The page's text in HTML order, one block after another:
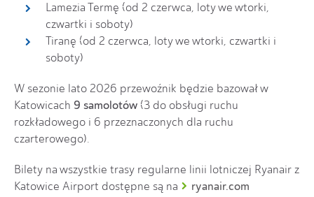
Lamezia Termę (od 2 czerwca, loty we wtorki,
czwartki i soboty)
Tiranę (od 2 czerwca, loty we wtorki, czwartki i
soboty)
W sezonie lato 2026 przewoźnik będzie bazował w
Katowicach 9 samolotów (3 do obsługi ruchu
rozkładowego i 6 przeznaczonych dla ruchu
czarterowego).
Bilety na wszystkie trasy regularne linii lotniczej Ryanair z
Katowice Airport dostępne są na
ryanair.com